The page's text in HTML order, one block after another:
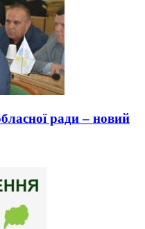
ради – новий